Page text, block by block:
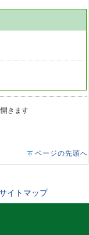
きます
ページの先頭へ
イトマップ